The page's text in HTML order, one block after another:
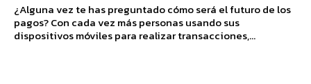
¿Alguna vez te has preguntado cómo será el futuro de los
pagos? Con cada vez más personas usando sus
dispositivos móviles para realizar transacciones,...